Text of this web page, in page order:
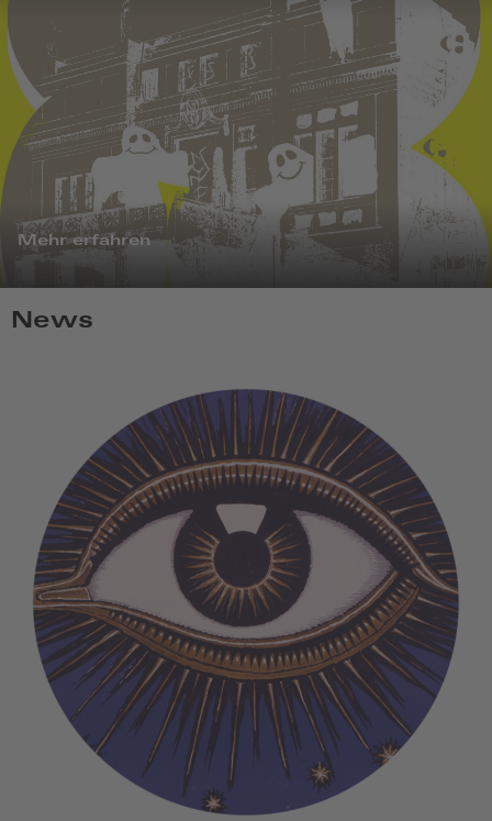
Mehr erfahren
News